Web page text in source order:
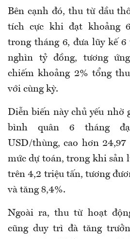
Bên cạnh đó, thu từ dầu
tích cực khi đạt khoảng
trong tháng 6, đưa lũy kế 6
nghìn tỷ đồng, tương
chiếm khoảng 2% tổng
với cùng kỳ.
Diễn biến này chủ yếu nhờ
bình quân 6 tháng
USD/thùng, cao hơn
mức dự toán, trong khi sản
trên 4,2 triệu tấn, tương
và tăng 8,4%.
Ngoàira, thu từ hoạt
cũng duy trì đà tăng